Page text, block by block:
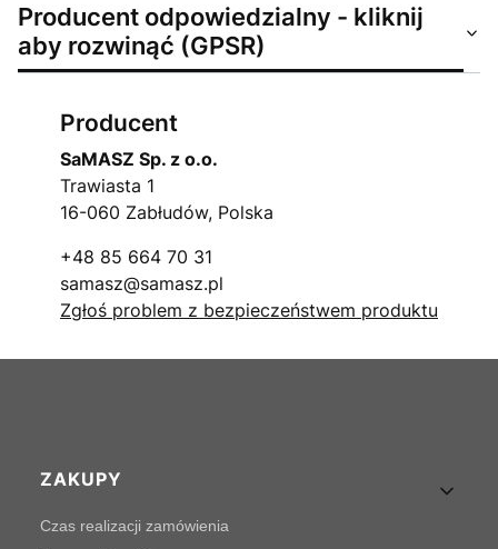
Producent odpowiedzialny - kliknij
aby rozwinąć (GPSR)
Producent
SaMASZ Sp. z o.o.
Trawiasta 1
16-060 Zabłudów, Polska
+48 85 664 70 31
samasz@samasz.pl
Zgłoś problem z bezpieczeństwem produktu
Linki w stopce
ZAKUPY
Czas realizacji zamówienia